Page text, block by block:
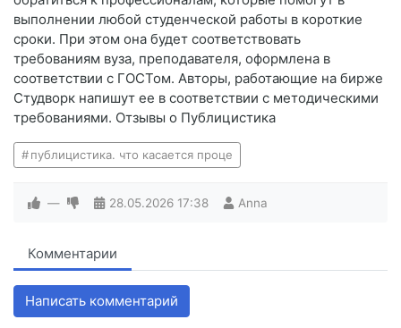
выполнении любой студенческой работы в короткие
сроки. При этом она будет соответствовать
требованиям вуза, преподавателя, оформлена в
соответствии с ГОСТом. Авторы, работающие на бирже
Студворк напишут ее в соответствии с методическими
требованиями. Отзывы о Публицистика
публицистика. что касается проце
— 28.05.2026 17:38 Anna
Комментарии
Написать комментарий